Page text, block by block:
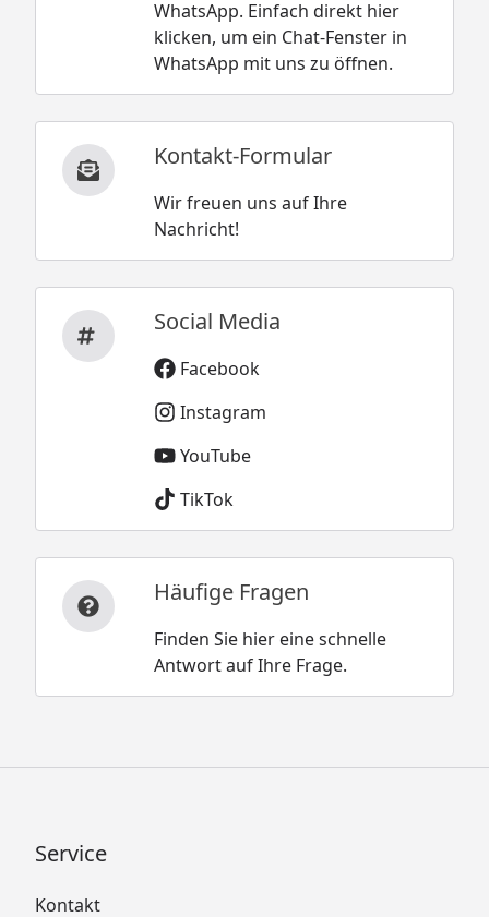
WhatsApp. Einfach direkt hier
klicken, um ein Chat-Fenster in
WhatsApp mit uns zu öffnen.
Kontakt-Formular
Wir freuen uns auf Ihre
Nachricht!
Social Media
Facebook
Instagram
YouTube
TikTok
Häufige Fragen
Finden Sie hier eine schnelle
Antwort auf Ihre Frage.
Service
Kontakt